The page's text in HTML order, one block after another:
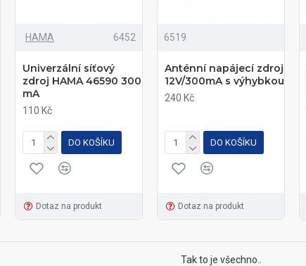
HAMA 6452
Univerzální síťový
zdroj HAMA 46590 300
mA
110 Kč
DO KOŠÍKU
Dotaz na produkt
6519
Anténní napájecí zdroj
12V/300mA s výhybkou
240 Kč
DO KOŠÍKU
Dotaz na produkt
Tak to je všechno..